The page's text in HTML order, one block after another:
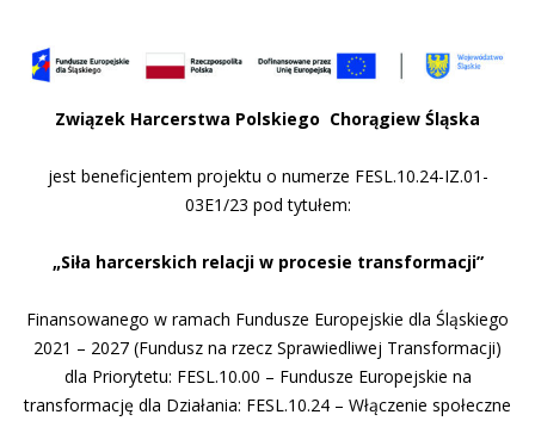
Związek Harcerstwa Polskiego Chorągiew Śląska
jest beneficjentem projektu o numerze FESL.10.24-IZ.01-
03E1/23 pod tytułem:
„Siła harcerskich relacji w procesie transformacji”
Finansowanego w ramach Fundusze Europejskie dla Śląskiego
2021 – 2027 (Fundusz na rzecz Sprawiedliwej Transformacji)
dla Priorytetu: FESL.10.00 – Fundusze Europejskie na
transformację dla Działania: FESL.10.24 – Włączenie społeczne